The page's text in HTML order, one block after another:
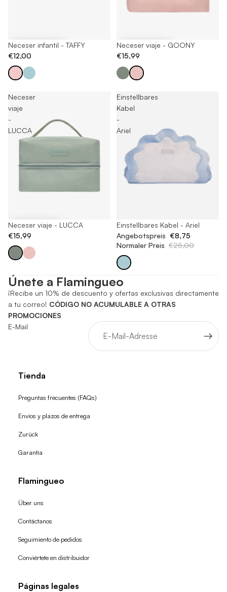
Neceser infantil - TAFFY
€12,00
Neceser viaje - GOONY
€15,99
Neceser
viaje
-
LUCCA
Neceser viaje - LUCCA
€15,99
Einstellbares
Kabel
-
Ariel
Ausverkauft
Einstellbares Kabel - Ariel
Angebotspreis €8,75
Normaler Preis €25,00
Únete a Flamingueo
¡Recibe un 10% de descuento y ofertas exclusivas directamente
a tu correo! CÓDIGO NO ACUMULABLE A OTRAS
PROMOCIONES
E-Mail
Tienda
Preguntas frecuentes (FAQs)
Envíos y plazos de entrega
Zurück
Garantía
Flamingueo
Über uns
Contáctanos
Seguimiento de pedidos
Conviértete en distribuidor
Páginas legales